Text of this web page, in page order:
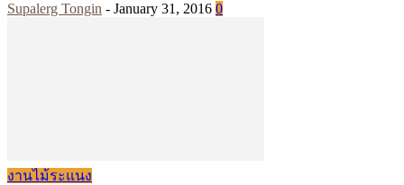
Supalerg Tongin - January 31, 2016 0
งานไม้ระแนง